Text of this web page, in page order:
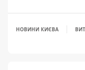
НОВИНИ КИЄВА